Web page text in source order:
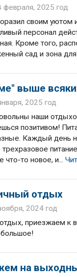
февраля, 2025 год
своим уютом
персонал
Кроме того,
сад и зона
выше
2025 год
наши
позитивом!
Каждый день
что-то новое, и...
отдых
2024 год
приезжаем
на